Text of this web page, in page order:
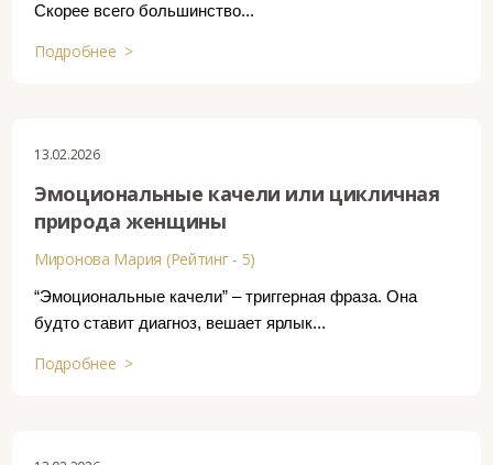
Скорее всего большинство...
Подробнее >
13.02.2026
Эмоциональные качели или цикличная
природа женщины
Миронова Мария (Рейтинг - 5)
“Эмоциональные качели” – триггерная фраза. Она
будто ставит диагноз, вешает ярлык...
Подробнее >